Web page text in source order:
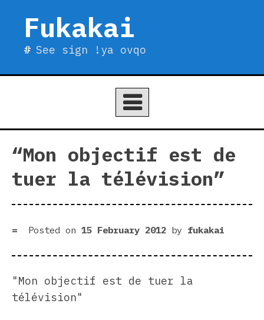
contentFukakai
See sign !ya ovqo
“Mon objectif est de
tuer la télévision”
Posted on 15 February 2012 by fukakai
"Mon objectif est de tuer la
télévision"